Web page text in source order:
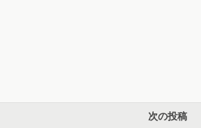
次の投稿